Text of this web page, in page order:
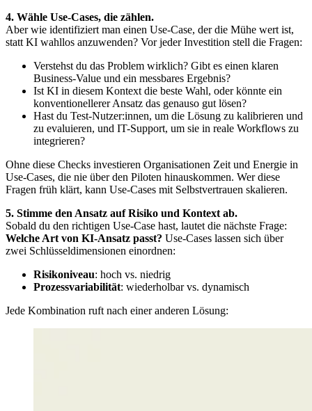
4. Wähle Use-Cases, die zählen.
Aber wie identifiziert man einen Use-Case, der die Mühe wert ist,
statt KI wahllos anzuwenden? Vor jeder Investition stell die Fragen:
Verstehst du das Problem wirklich? Gibt es einen klaren
Business-Value und ein messbares Ergebnis?
Ist KI in diesem Kontext die beste Wahl, oder könnte ein
konventionellerer Ansatz das genauso gut lösen?
Hast du Test-Nutzer:innen, um die Lösung zu kalibrieren und
zu evaluieren, und IT-Support, um sie in reale Workflows zu
integrieren?
Ohne diese Checks investieren Organisationen Zeit und Energie in
Use-Cases, die nie über den Piloten hinauskommen. Wer diese
Fragen früh klärt, kann Use-Cases mit Selbstvertrauen skalieren.
5. Stimme den Ansatz auf Risiko und Kontext ab.
Sobald du den richtigen Use-Case hast, lautet die nächste Frage:
Welche Art von KI-Ansatz passt? Use-Cases lassen sich über
zwei Schlüsseldimensionen einordnen:
Risikoniveau: hoch vs. niedrig
Prozessvariabilität: wiederholbar vs. dynamisch
Jede Kombination ruft nach einer anderen Lösung: